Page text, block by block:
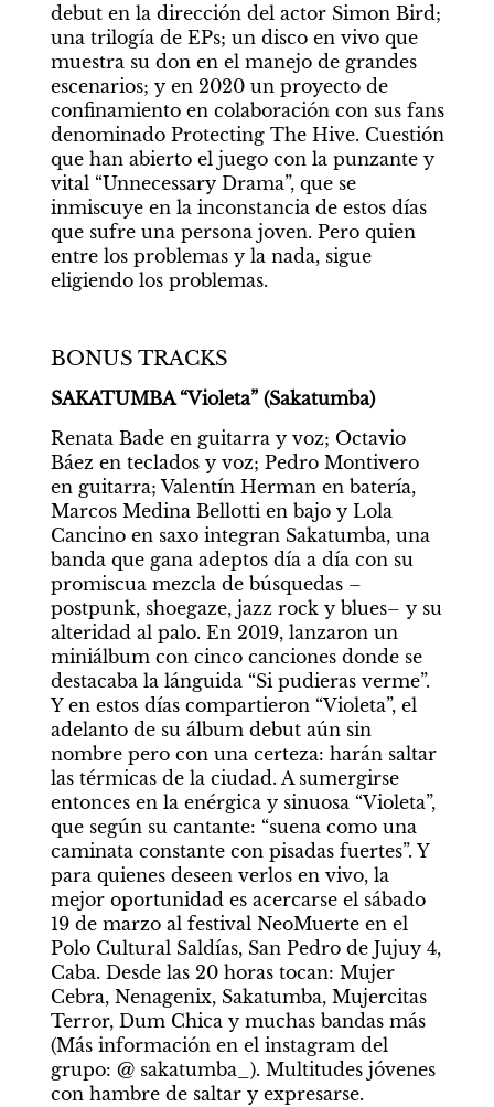
debut en la dirección del actor Simon Bird;
una trilogía de EPs; un disco en vivo que
muestra su don en el manejo de grandes
escenarios; y en 2020 un proyecto de
confinamiento en colaboración con sus fans
denominado Protecting The Hive. Cuestión
que han abierto el juego con la punzante y
vital “Unnecessary Drama”, que se
inmiscuye en la inconstancia de estos días
que sufre una persona joven. Pero quien
entre los problemas y la nada, sigue
eligiendo los problemas.
BONUS TRACKS
SAKATUMBA “Violeta” (Sakatumba)
Renata Bade en guitarra y voz; Octavio
Báez en teclados y voz; Pedro Montivero
en guitarra; Valentín Herman en batería,
Marcos Medina Bellotti en bajo y Lola
Cancino en saxo integran Sakatumba, una
banda que gana adeptos día a día con su
promiscua mezcla de búsquedas –
postpunk, shoegaze, jazz rock y blues– y su
alteridad al palo. En 2019, lanzaron un
miniálbum con cinco canciones donde se
destacaba la lánguida “Si pudieras verme”.
Y en estos días compartieron “Violeta”, el
adelanto de su álbum debut aún sin
nombre pero con una certeza: harán saltar
las térmicas de la ciudad. A sumergirse
entonces en la enérgica y sinuosa “Violeta”,
que según su cantante: “suena como una
caminata constante con pisadas fuertes”. Y
para quienes deseen verlos en vivo, la
mejor oportunidad es acercarse el sábado
19 de marzo al festival NeoMuerte en el
Polo Cultural Saldías, San Pedro de Jujuy 4,
Caba. Desde las 20 horas tocan: Mujer
Cebra, Nenagenix, Sakatumba, Mujercitas
Terror, Dum Chica y muchas bandas más
(Más información en el instagram del
grupo: @ sakatumba_). Multitudes jóvenes
con hambre de saltar y expresarse.